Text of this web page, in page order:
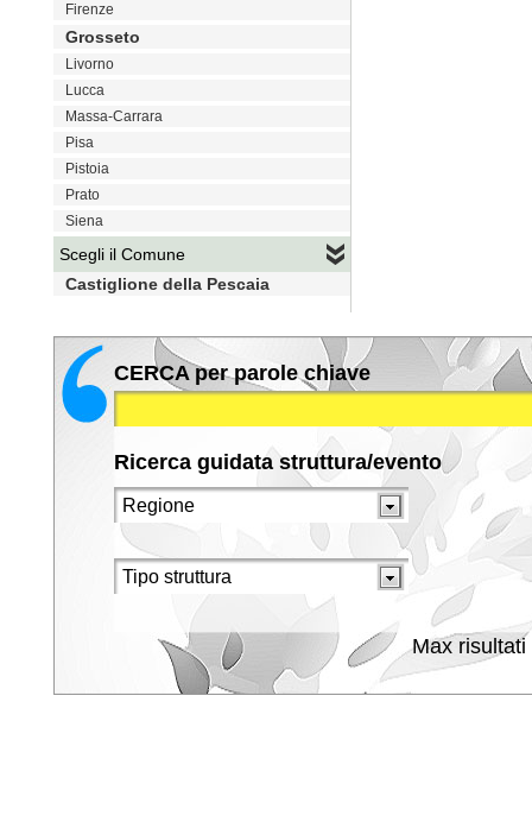
Firenze
Grosseto
Livorno
Lucca
Massa-Carrara
Pisa
Pistoia
Prato
Siena
Scegli il Comune
Castiglione della Pescaia
CERCA per parole chiave
Ricerca guidata struttura/evento
Max risultati